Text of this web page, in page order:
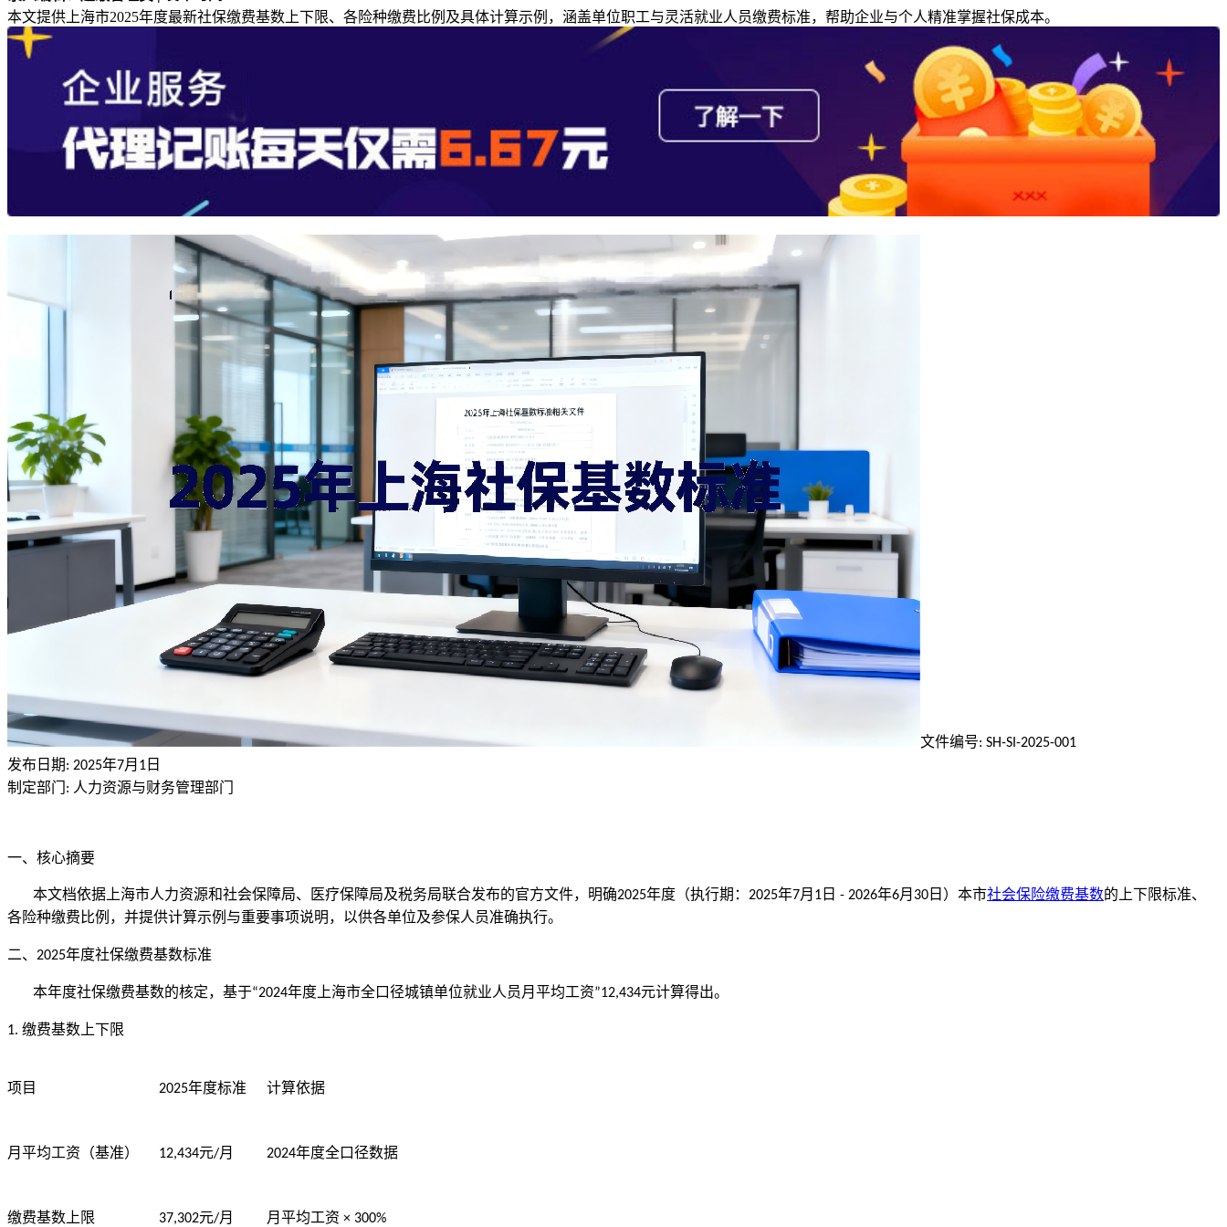
本文提供上海市2025年度最新社保缴费基数上下限、各险种缴费比例及具体计算示例，涵盖单位职工与灵活就业人员缴费标准，帮助企业与个人精准掌握社保成本。
文件编号: SH-SI-2025-001
发布日期: 2025年7月 1 日
制定部门 : 人力资源与财务管理部门
一、核心摘要
本文档依据上海市人力资源和社会保障局、医疗保障局及税务局联合发布的官方文件，明确2025年度（执行期： 2025年7月 1 日 - 2026年6月 30 日）本市社会保险缴费基数的上下限标准、
各险种缴费比例，并提供计算示例与重要事项说明，以供各单位及参保人员准确执行。
二、 2025年度社保缴费基数标准
本年度社保缴费基数的核定，基于“2024年度上海市全口径城镇单位就业人员月平均工资”12,434元计算得出。
1. 缴费基数上下限
项目 2025年度标准 计算依据
月平均工资（基准） 12,434元/月 2024年度全口径数据
缴费基数上限 37,302元/月 月平均工资 × 300%